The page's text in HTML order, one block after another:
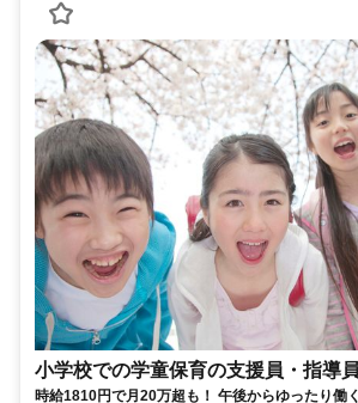
小学校での学童保育の支援員・指導員
時給1810円で月20万超も！ 午後からゆったり働